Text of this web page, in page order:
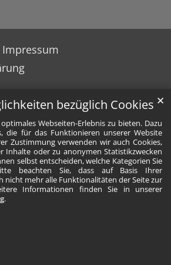
bezüglich Cookies
Webseiten-Erlebnis zu bieten. Dazu
die für das Funktionieren unserer Website
Zustimmung verwenden wir auch Cookies,
Inhalte oder zu anonymen Statistikzwecken
selbst entscheiden, welche Kategorien Sie
beachten Sie, dass auf Basis Ihrer
nicht mehr alle Funktionalitäten der Seite zur
Informationen finden Sie in unserer
.
✕
Impressum